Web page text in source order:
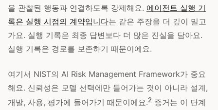
을 관찰된 행동과 연결하도록 강제해요. 에이전트 실행 기
록은 실행 시점의 계약입니다는 같은 주장을 더 깊이 밀고
가요. 실행 기록은 최종 답변보다 더 많은 진실을 담아요.
실행 기록은 경로를 보존하기 때문이에요.
여기서 NIST의 AI Risk Management Framework가 중요
해요. 신뢰성은 모델 선택에만 들어가는 것이 아니라 설계,
개발, 사용, 평가에 들어가기 때문이에요.2 증거는 이 단계